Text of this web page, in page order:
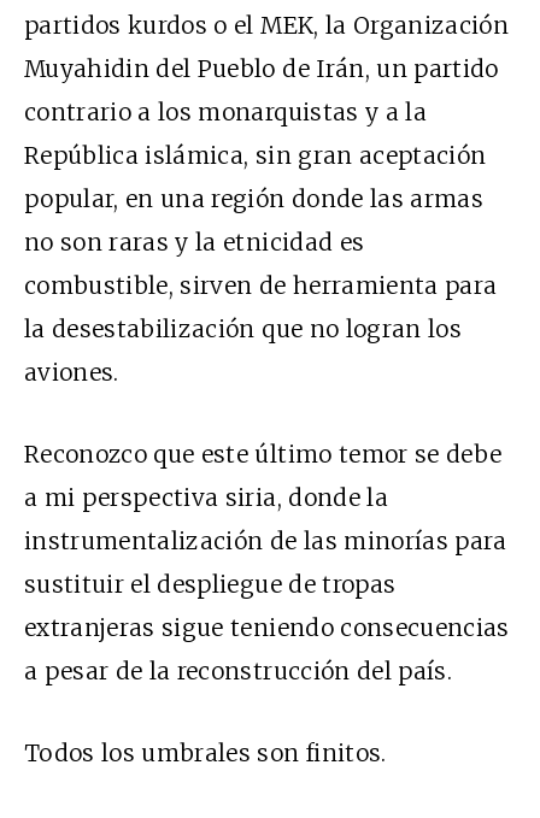
partidos kurdos o el MEK, la Organización
Muyahidin del Pueblo de Irán, un partido
contrario a los monarquistas y a la
República islámica, sin gran aceptación
popular, en una región donde las armas
no son raras y la etnicidad es
combustible, sirven de herramienta para
la desestabilización que no logran los
aviones.
Reconozco que este último temor se debe
a mi perspectiva siria, donde la
instrumentalización de las minorías para
sustituir el despliegue de tropas
extranjeras sigue teniendo consecuencias
a pesar de la reconstrucción del país.
Todos los umbrales son finitos.